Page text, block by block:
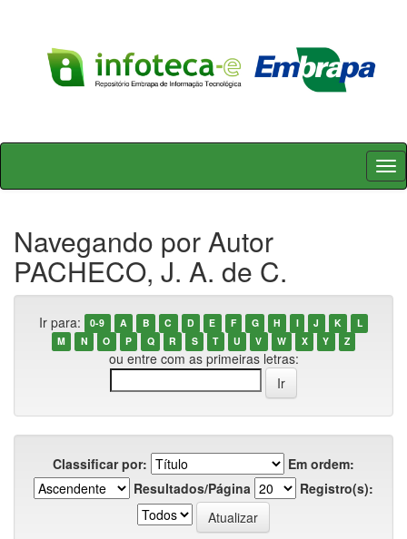
Skip
Navegando por Autor
PACHECO, J. A. de C.
Ir para: 0-9 A B C D E F G H I J K
L
M
N O P Q R S T U V W X Y Z
ou entre com as primeiras letras:
Classificar por:
Em ordem:
Resultados/Página
Registro(s):